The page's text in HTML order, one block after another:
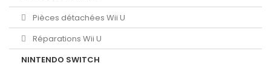
Pièces détachées Wii U
Réparations Wii U
NINTENDO SWITCH